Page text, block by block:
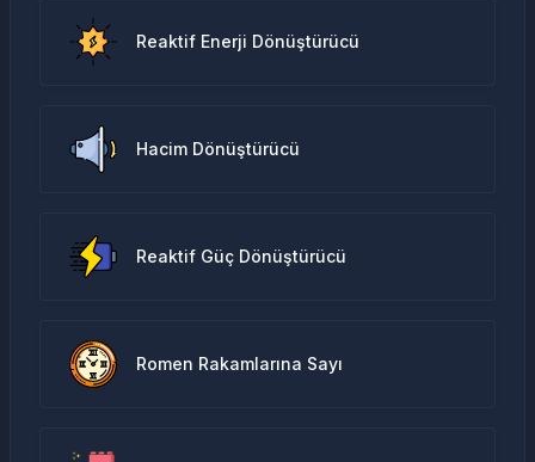
Reaktif Enerji Dönüştürücü
Hacim Dönüştürücü
Reaktif Güç Dönüştürücü
Romen Rakamlarına Sayı